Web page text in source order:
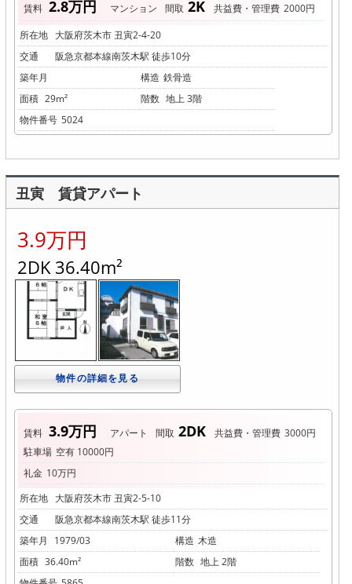
賃料 2.8万円 マンション 間取 2K 共益費・管理費 2000円
所在地 大阪府茨木市 丑寅2-4-20
交通
阪急京都本線南茨木駅 徒歩10分
築年月
構造 鉄骨造
面積 29m² 階数 地上 3階
物件番号 5024
丑寅 賃貸アパート
3.9万円
2DK 36.40m²
物件の詳細を見る
賃料 3.9万円 アパート 間取 2DK 共益費・管理費 3000円
駐車場 空有 10000円
礼金 10万円
所在地 大阪府茨木市 丑寅2-5-10
交通
阪急京都本線南茨木駅 徒歩11分
築年月
1979/03 構造 木造
面積 36.40m² 階数 地上 2階